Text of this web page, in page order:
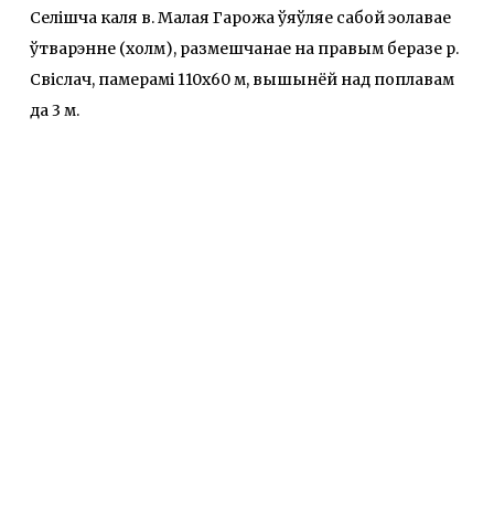
Селішча каля в. Малая Гарожа ўяўляе сабой эолавае
ўтварэнне (холм), размешчанае на правым беразе р.
Свіслач, памерамі 110x60 м, вышынёй над поплавам
да 3 м.